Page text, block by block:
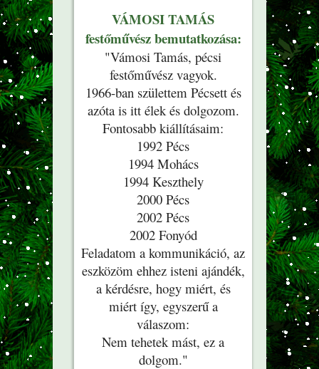
VÁMOSI TAMÁS
festőművész bemutatkozása:
"Vámosi Tamás, pécsi
festőművész vagyok.
1966-ban születtem Pécsett és
azóta is itt élek és dolgozom.
Fontosabb kiállításaim:
1992 Pécs
1994 Mohács
1994 Keszthely
2000 Pécs
2002 Pécs
2002 Fonyód
Feladatom a kommunikáció, az
eszközöm ehhez isteni ajándék,
a kérdésre, hogy miért, és
miért így, egyszerű a
válaszom:
Nem tehetek mást, ez a
dolgom."